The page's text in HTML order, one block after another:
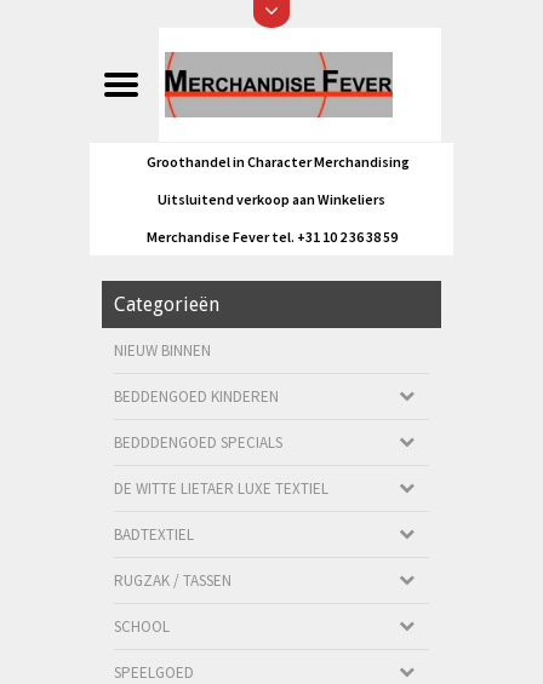
Groothandel in Character Merchandising
Uitsluitend verkoop aan Winkeliers
Merchandise Fever tel. +31 10 2 36 38 59
Categorieën
NIEUW BINNEN
BEDDENGOED KINDEREN
BEDDDENGOED SPECIALS
DE WITTE LIETAER LUXE TEXTIEL
BADTEXTIEL
RUGZAK / TASSEN
SCHOOL
SPEELGOED